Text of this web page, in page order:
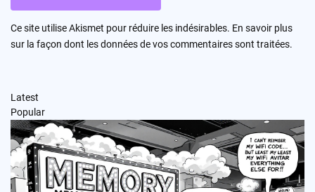
Ce site utilise Akismet pour réduire les indésirables. En savoir plus
sur la façon dont les données de vos commentaires sont traitées.
Latest
Popular